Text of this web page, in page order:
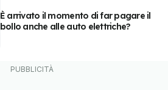
È arrivato il momento di far pagare il
bollo anche alle auto elettriche?